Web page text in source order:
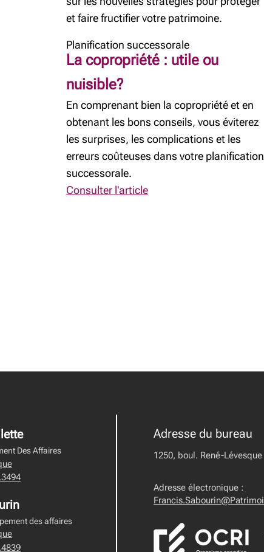
et faire fructifier votre patrimoine.
Planification successorale
La copropriété : utile ou
nuisible?
En comprenant bien la copropriété et en
obtenant les bons conseils, vous éviterez
les surprises, les complications et les
erreurs coûteuses dans votre planification
successorale.
Consulter l'article
Des Affaires
des affaires
Adresse du bureau
1250, boul. René-
Adresse électronique :